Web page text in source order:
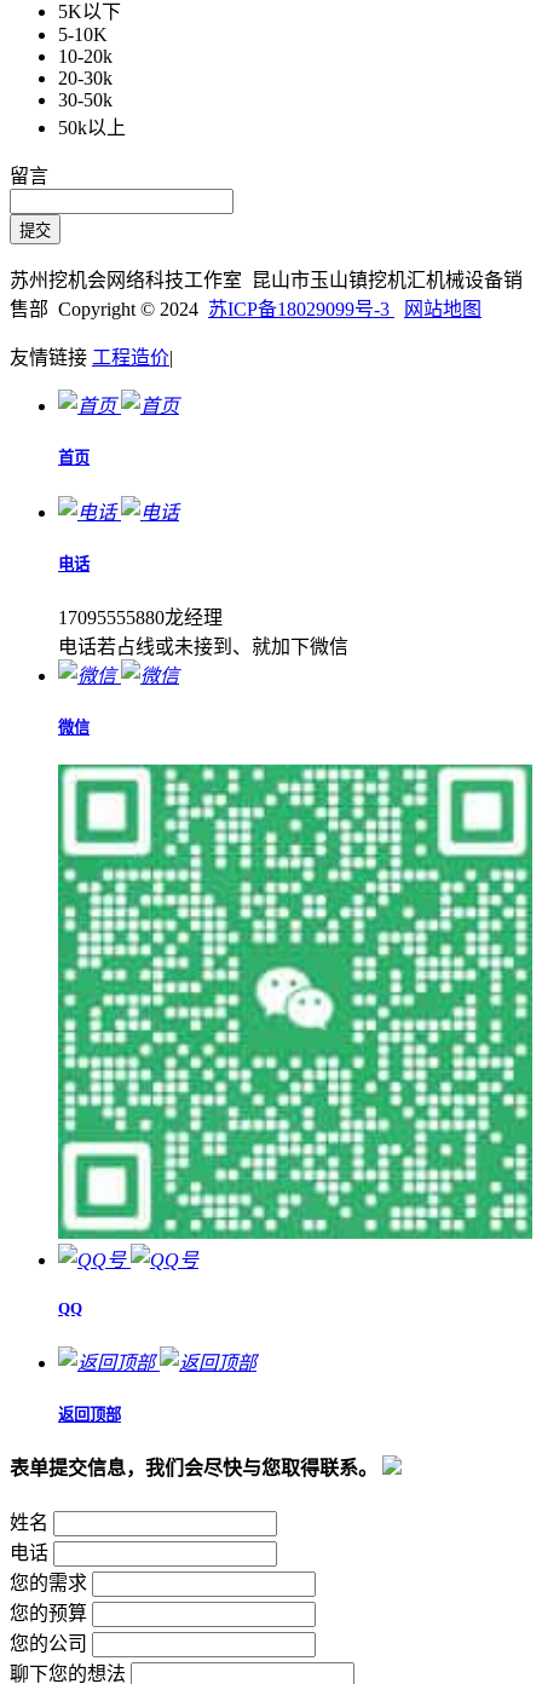
5K以下
5-10K
10-20k
20-30k
30-50k
50k以上
留言
苏州挖机会网络科技工作室 昆山市玉山镇挖机汇机械设备销
售部 Copyright © 2024 苏ICP备18029099号-3 网站地图
友情链接 工程造价|
首页
电话
17095555880龙经理
电话若占线或未接到、就加下微信
微信
QQ
返回顶部
表单提交信息，我们会尽快与您取得联系。
姓名
电话
您的需求
您的预算
您的公司
聊下您的想法